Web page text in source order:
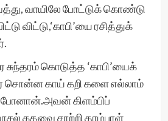
வாயிலே போட்டுக் கொண்டு
விட்டு,‘காபி’யை ரசித்துக்
கொடுத்த ‘காபி’யைக்
சொன்ன காய் கறி களை எல்லாம்
கிளம்பிப்
கதவை சாற்றி தாழ்பாள்